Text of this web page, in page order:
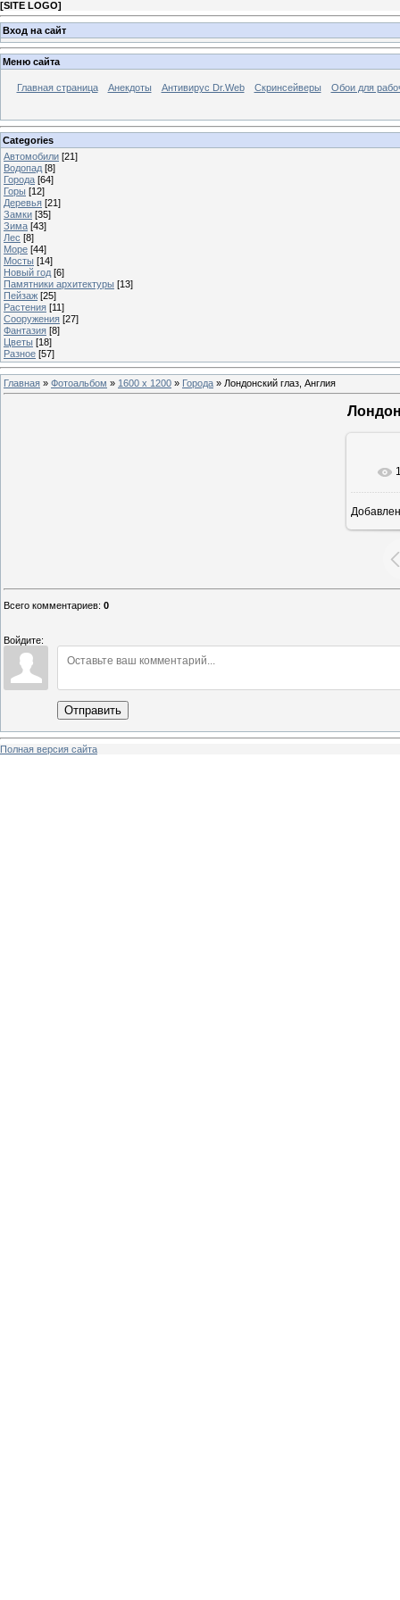
[SITE LOGO]
Вход на сайт
Меню сайта
Главная страница Анекдоты Антивирус Dr.Web Скринсейверы Обои для
Categories
Автомобили [21]
Водопад [8]
Города [64]
Горы [12]
Деревья [21]
Замки [35]
Зима [43]
Лес [8]
Море [44]
Мосты [14]
Новый год [6]
Памятники архитектуры [13]
Пейзаж [25]
Растения [11]
Сооружения [27]
Фантазия [8]
Цветы [18]
Разное [57]
Главная » Фотоальбом » 1600 x 1200 » Города » Лондонский глаз, Англия
Всего комментариев: 0
Войдите:
Отправить
Полная версия сайта